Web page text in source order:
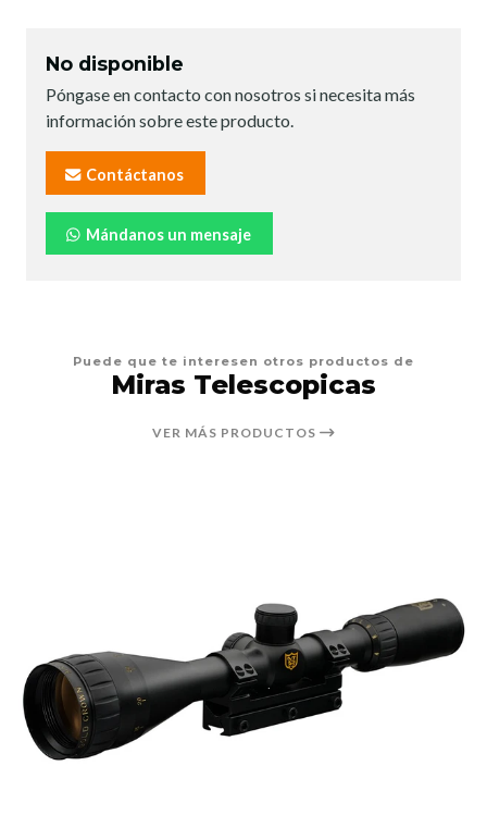
No disponible
Póngase en contacto con nosotros si necesita más
información sobre este producto.
Contáctanos
Mándanos un mensaje
Puede que te interesen otros productos de
Miras Telescopicas
VER MÁS PRODUCTOS